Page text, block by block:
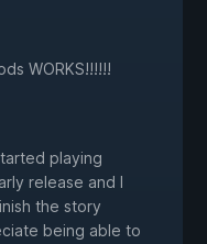
WORKS!!!!!!
playing
release and I
the story
being able to